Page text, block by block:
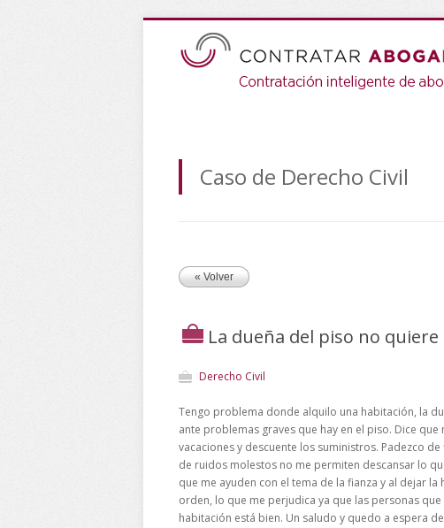
Caso de Derecho Civil
« Volver
La dueña del piso no
Derecho Civil
Tengo problema donde alquilo una habitación, la
ante problemas graves que hay en el piso. Dice
vacaciones y descuente los suministros. Padezco
de ruidos molestos no me permiten descansar lo
que me ayuden con el tema de la fianza y al dejar
orden, lo que me perjudica ya que las personas
habitación está bien. Un saludo y quedo a espera